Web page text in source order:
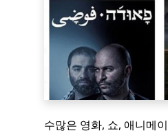
수많은 영화, 쇼, 애니메